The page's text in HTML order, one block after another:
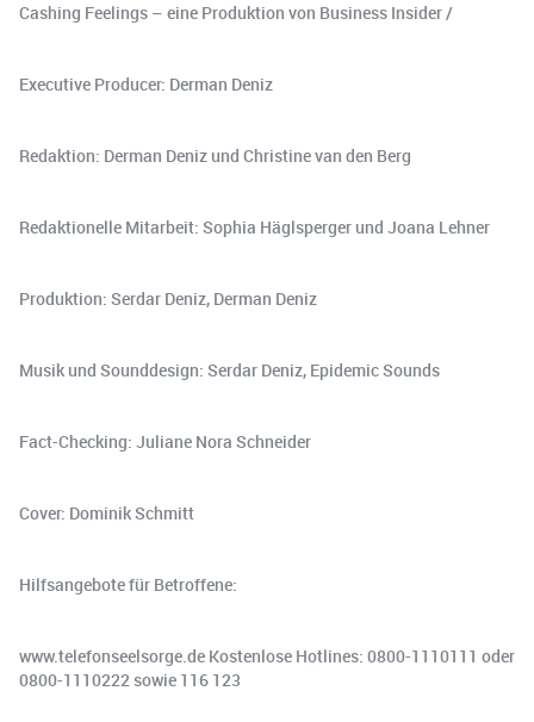
Cashing Feelings – eine Produktion von Business Insider /
Executive Producer: Derman Deniz
Redaktion: Derman Deniz und Christine van den Berg
Redaktionelle Mitarbeit: Sophia Häglsperger und Joana Lehner
Produktion: Serdar Deniz, Derman Deniz
Musik und Sounddesign: Serdar Deniz, Epidemic Sounds
Fact-Checking: Juliane Nora Schneider
Cover: Dominik Schmitt
Hilfsangebote für Betroffene:
www.telefonseelsorge.de Kostenlose Hotlines: 0800-1110111 oder
0800-1110222 sowie 116 123